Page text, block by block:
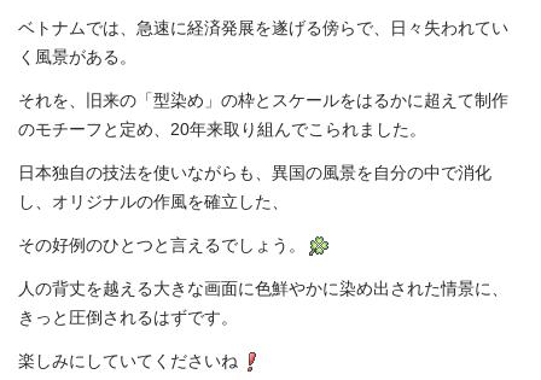
ベトナムでは、急速に経済発展を遂げる傍らで、日々失われてい
く風景がある。
それを、旧来の「型染め」の枠とスケールをはるかに超えて制作
のモチーフと定め、20年来取り組んでこられました。
日本独自の技法を使いながらも、異国の風景を自分の中で消化
し、オリジナルの作風を確立した、
その好例のひとつと言えるでしょう。
人の背丈を越える大きな画面に色鮮やかに染め出された情景に、
きっと圧倒されるはずです。
楽しみにしていてくださいね